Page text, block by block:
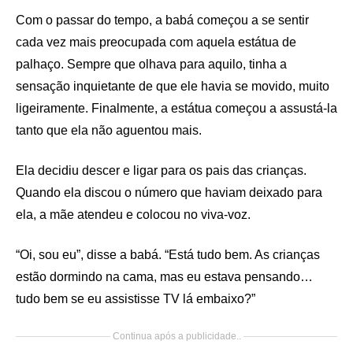
Com o passar do tempo, a babá começou a se sentir
cada vez mais preocupada com aquela estátua de
palhaço. Sempre que olhava para aquilo, tinha a
sensação inquietante de que ele havia se movido, muito
ligeiramente. Finalmente, a estátua começou a assustá-la
tanto que ela não aguentou mais.
Ela decidiu descer e ligar para os pais das crianças.
Quando ela discou o número que haviam deixado para
ela, a mãe atendeu e colocou no viva-voz.
“Oi, sou eu”, disse a babá. “Está tudo bem. As crianças
estão dormindo na cama, mas eu estava pensando…
tudo bem se eu assistisse TV lá embaixo?”
Continua após a publicidade..